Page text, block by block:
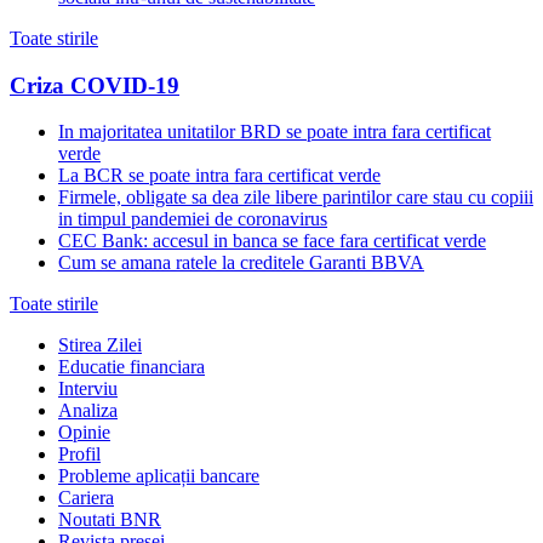
Toate stirile
Criza COVID-19
In majoritatea unitatilor BRD se poate intra fara certificat
verde
La BCR se poate intra fara certificat verde
Firmele, obligate sa dea zile libere parintilor care stau cu copiii
in timpul pandemiei de coronavirus
CEC Bank: accesul in banca se face fara certificat verde
Cum se amana ratele la creditele Garanti BBVA
Toate stirile
Stirea Zilei
Educatie financiara
Interviu
Analiza
Opinie
Profil
Probleme aplicații bancare
Cariera
Noutati BNR